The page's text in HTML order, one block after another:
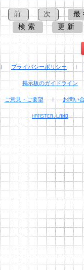
前 次 最
検索
更新
| プライバシーポリシー |
掲示板のガイドライン
ご意見・ご要望 | お問い
HAMSTER.LAND